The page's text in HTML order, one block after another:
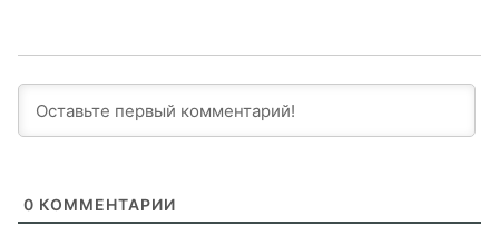
0 КОММЕНТАРИИ